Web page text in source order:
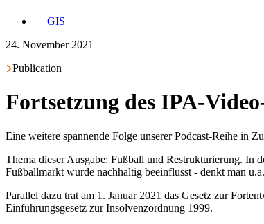
GIS
24. November 2021
Publication
Fortsetzung des IPA-
Eine weitere spannende Folge unserer Podcast-Reihe in
Thema dieser Ausgabe: Fußball und Restrukturierung. In
Fußballmarkt wurde nachhaltig beeinflusst - denkt man
Parallel dazu trat am 1. Januar 2021 das Gesetz zur
Einführungsgesetz zur Insolvenzordnung 1999.